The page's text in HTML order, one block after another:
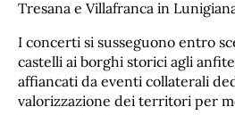
Tresana e Villafranca in
I concerti si susseguono entro
castelli ai borghi storici agli
affiancati da eventi collaterali
valorizzazione dei territori per